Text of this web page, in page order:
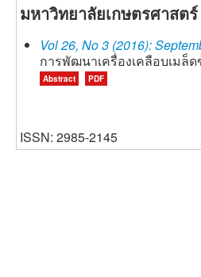
มหาวิทยาลัยเกษตรศาสต
Vol 26, No 3 (2016):
การพัฒนาเครื่องเคลือบเมล็
Abstract PDF
ISSN: 2985-2145